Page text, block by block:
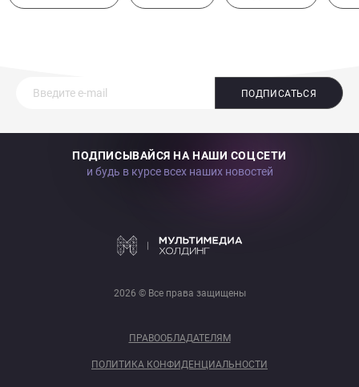
ПОДПИСАТЬСЯ
ПОДПИСЫВАЙСЯ НА НАШИ СОЦСЕТИ
и будь в курсе всех наших новостей
2026 © Все права защищены
ПРАВООБЛАДАТЕЛЯМ
ПОЛИТИКА КОНФИДЕНЦИАЛЬНОСТИ